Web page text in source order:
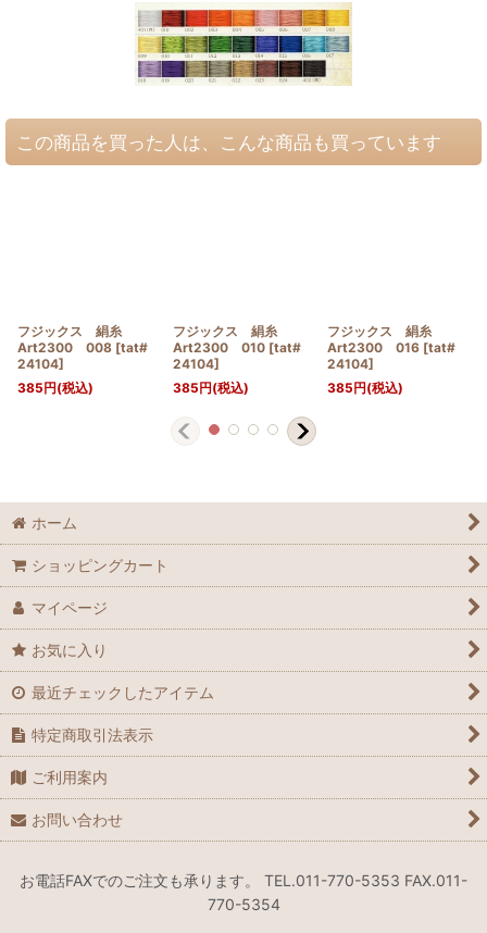
この商品を買った人は、こんな商品も買っています
フジックス 絹糸
Art2300 008 [tat#
24104]
385円(税込)
フジックス 絹糸
Art2300 010 [tat#
24104]
385円(税込)
フジックス 絹糸
Art2300 016 [tat#
24104]
385円(税込)
ホーム
ショッピングカート
マイページ
お気に入り
最近チェックしたアイテム
特定商取引法表示
ご利用案内
お問い合わせ
お電話FAXでのご注文も承ります。 TEL.011-770-5353 FAX.011-
770-5354